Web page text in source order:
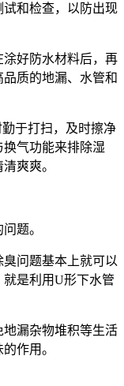
和检查，以防出现
好防水材料后，再
质的地漏、水管和
于打扫，及时擦净
气功能来排除湿
爽爽。
题。
问题基本上就可以
是利用U形下水管
漏杂物堆积等生活
作用。